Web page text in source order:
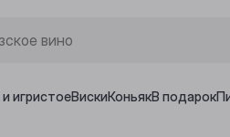
игристоеВискиКоньякВ подарок